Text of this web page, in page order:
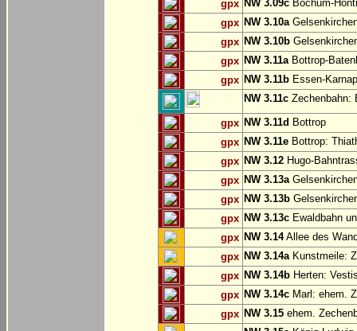
gpx NW 3.09c Bochum-
gpx NW 3.10a
gpx NW 3.10b
gpx NW 3.11aBottrop-
gpx NW 3.11b Essen-
NW 3.11c Zechenbahn:
gpx NW 3.11d Bottrop
gpx NW 3.11e Bottrop:
gpx NW 3.12 Hugo-
gpx NW 3.13a
gpx NW 3.13b
gpx NW 3.13c Ewaldbahn
gpx NW 3.14Allee des
gpx NW 3.14aKunstmeile:
gpx NW 3.14b Herten:
gpx NW 3.14c Marl: ehem.
gpx NW 3.15 ehem.